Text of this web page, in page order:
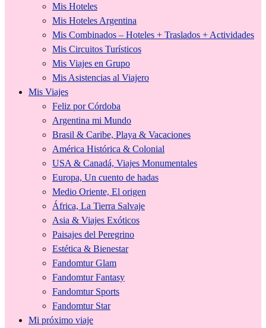
Mis Hoteles
Mis Hoteles Argentina
Mis Combinados – Hoteles + Traslados + Actividades
Mis Circuitos Turísticos
Mis Viajes en Grupo
Mis Asistencias al Viajero
Mis Viajes
Feliz por Córdoba
Argentina mi Mundo
Brasil & Caribe, Playa & Vacaciones
América Histórica & Colonial
USA & Canadá, Viajes Monumentales
Europa, Un cuento de hadas
Medio Oriente, El origen
África, La Tierra Salvaje
Asia & Viajes Exóticos
Paisajes del Peregrino
Estética & Bienestar
Fandomtur Glam
Fandomtur Fantasy
Fandomtur Sports
Fandomtur Star
Mi próximo viaje